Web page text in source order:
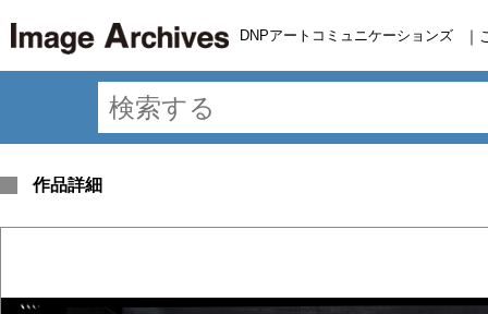
DNPアートコミュニケーションズ ｜
作品詳細